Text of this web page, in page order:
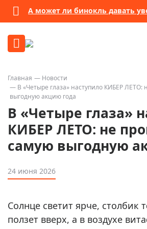
А может ли бинокль давать
Главная
Новости
В «Четыре глаза» наступило КИБЕР ЛЕТО:
выгодную акцию года
В «Четыре глаза»
КИБЕР ЛЕТО: не
самую выгодную
24 июня 2026
Солнце светит ярче, столбик
ползет вверх, а в воздухе